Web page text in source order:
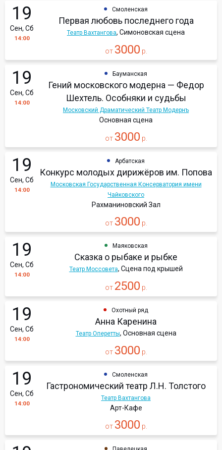
19
Сен, Сб
14:00
Смоленская
Первая любовь последнего года
Театр Вахтангова, Симоновская сцена
от 3000 р.
19
Сен, Сб
14:00
Бауманская
Гений московского модерна — Федор
Шехтель. Особняки и судьбы
Московский Драматический Театр Модернъ
Основная сцена
от 3000 р.
19
Сен, Сб
14:00
Арбатская
Конкурс молодых дирижёров им. Попова
Московская Государственная Консерватория имени
Чайковского
Рахманиновский Зал
от 3000 р.
19
Сен, Сб
14:00
Маяковская
Сказка о рыбаке и рыбке
Театр Моссовета, Сцена под крышей
от 2500 р.
19
Сен, Сб
14:00
Охотный ряд
Анна Каренина
Театр Оперетты, Основная сцена
от 3000 р.
19
Сен, Сб
14:00
Смоленская
Гастрономический театр Л.Н. Толстого
Театр Вахтангова
Арт-Кафе
от 3000 р.